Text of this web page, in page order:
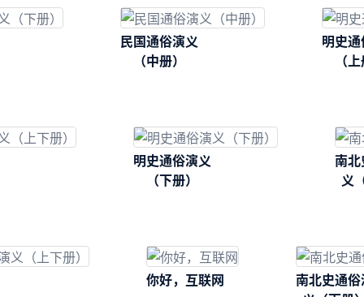
民国通俗演义
（中册）
明史
（
明史通俗演义
（下册）
南北
义
你好，互联网
南北史通俗